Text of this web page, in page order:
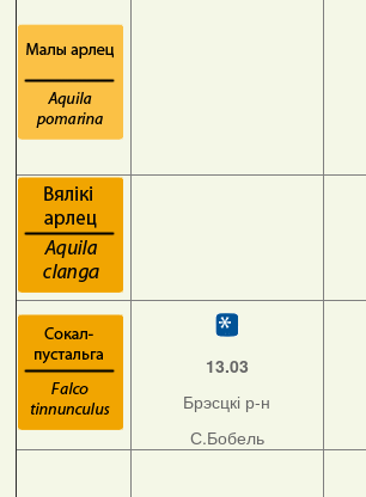
13.03
Брэсцкі р-н
С.Бобель